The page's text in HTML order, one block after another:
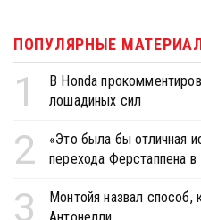
ПОПУЛЯРНЫЕ
1
В Honda
лошадиных сил
2
«Это была бы отличная
перехода Ферстаппена в
3
Монтойя назвал